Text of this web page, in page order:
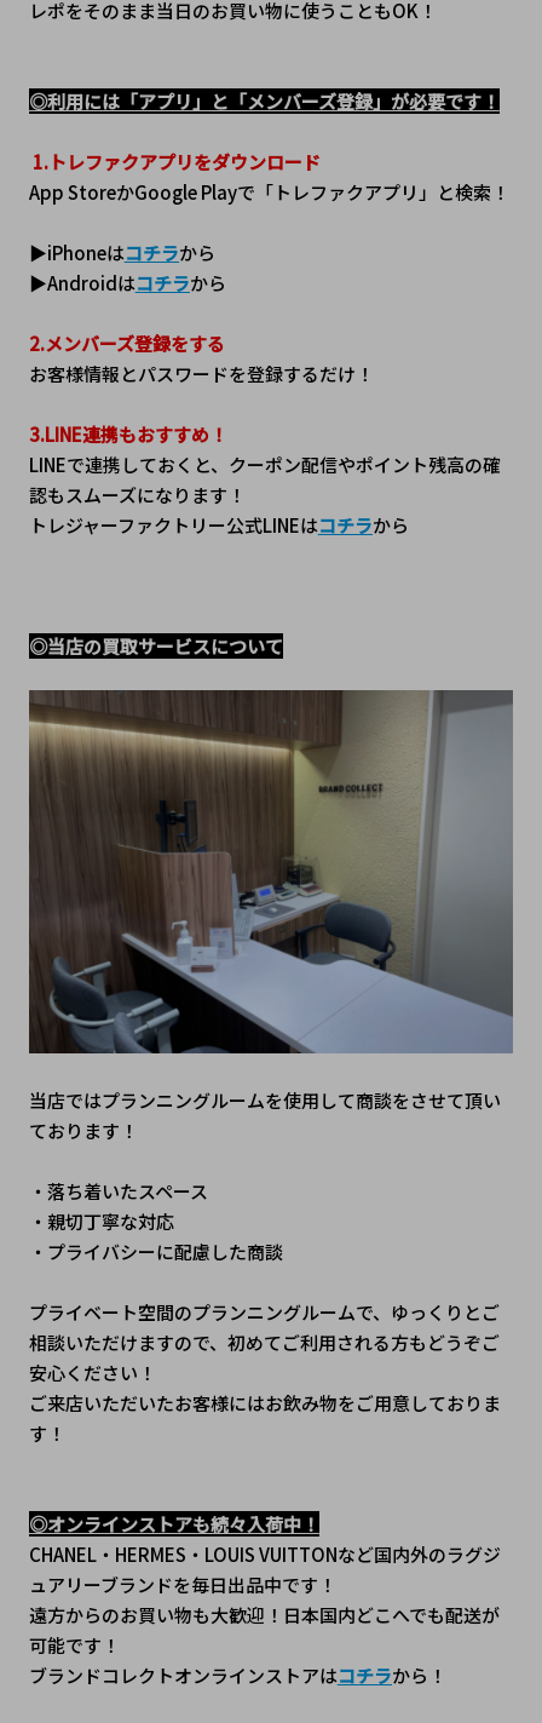
レポをそのまま当日のお買い物に使うこともOK！
◎利用には「アプリ」と「メンバーズ登録」が必要です！
1.トレファクアプリをダウンロード
App StoreかGoogle Playで「トレファクアプリ」と検索！
▶iPhoneはコチラから
▶Androidはコチラから
2.メンバーズ登録をする
お客様情報とパスワードを登録するだけ！
3.LINE連携もおすすめ！
LINEで連携しておくと、クーポン配信やポイント残高の確
認もスムーズになります！
トレジャーファクトリー公式LINEはコチラから
◎当店の買取サービスについて
当店ではプランニングルームを使用して商談をさせて頂い
ております！
・落ち着いたスペース
・親切丁寧な対応
・プライバシーに配慮した商談
プライベート空間のプランニングルームで、ゆっくりとご
相談いただけますので、初めてご利用される方もどうぞご
安心ください！
ご来店いただいたお客様にはお飲み物をご用意しておりま
す！
◎オンラインストアも続々入荷中！
CHANEL・HERMES・LOUIS VUITTONなど国内外のラグジ
ュアリーブランドを毎日出品中です！
遠方からのお買い物も大歓迎！日本国内どこへでも配送が
可能です！
ブランドコレクトオンラインストアはコチラから！